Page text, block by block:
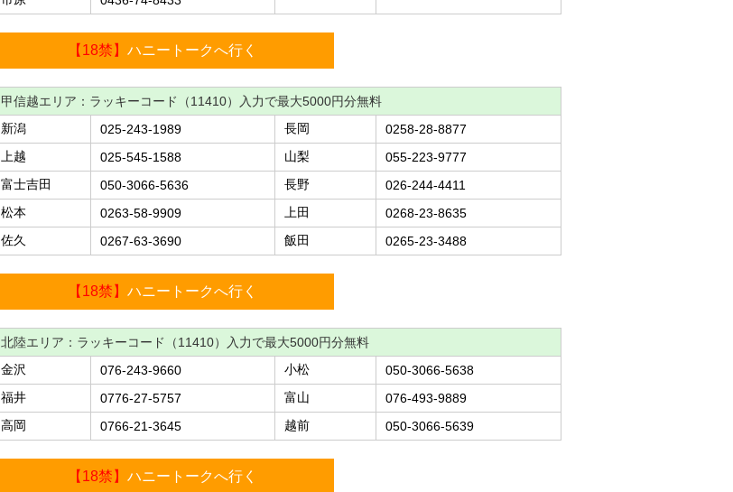
【18禁】 ハニートークへ行く
甲信越エリア：ラッキーコード（11410）入力で最大5000円分無料
新潟
025-243-1989 長岡
0258-28-8877
上越
025-545-1588 山梨
055-223-9777
富士吉田
050-3066-5636 長野
026-244-4411
松本
0263-58-9909 上田
0268-23-8635
佐久
0267-63-3690 飯田 0265-23-3488
【18禁】 ハニートークへ行く
北陸エリア：ラッキーコード（11410）入力で最大5000円分無料
金沢
076-243-9660 小松
050-3066-5638
福井
0776-27-5757 富山
076-493-9889
高岡
0766-21-3645 越前 050-3066-5639
【18禁】 ハニートークへ行く